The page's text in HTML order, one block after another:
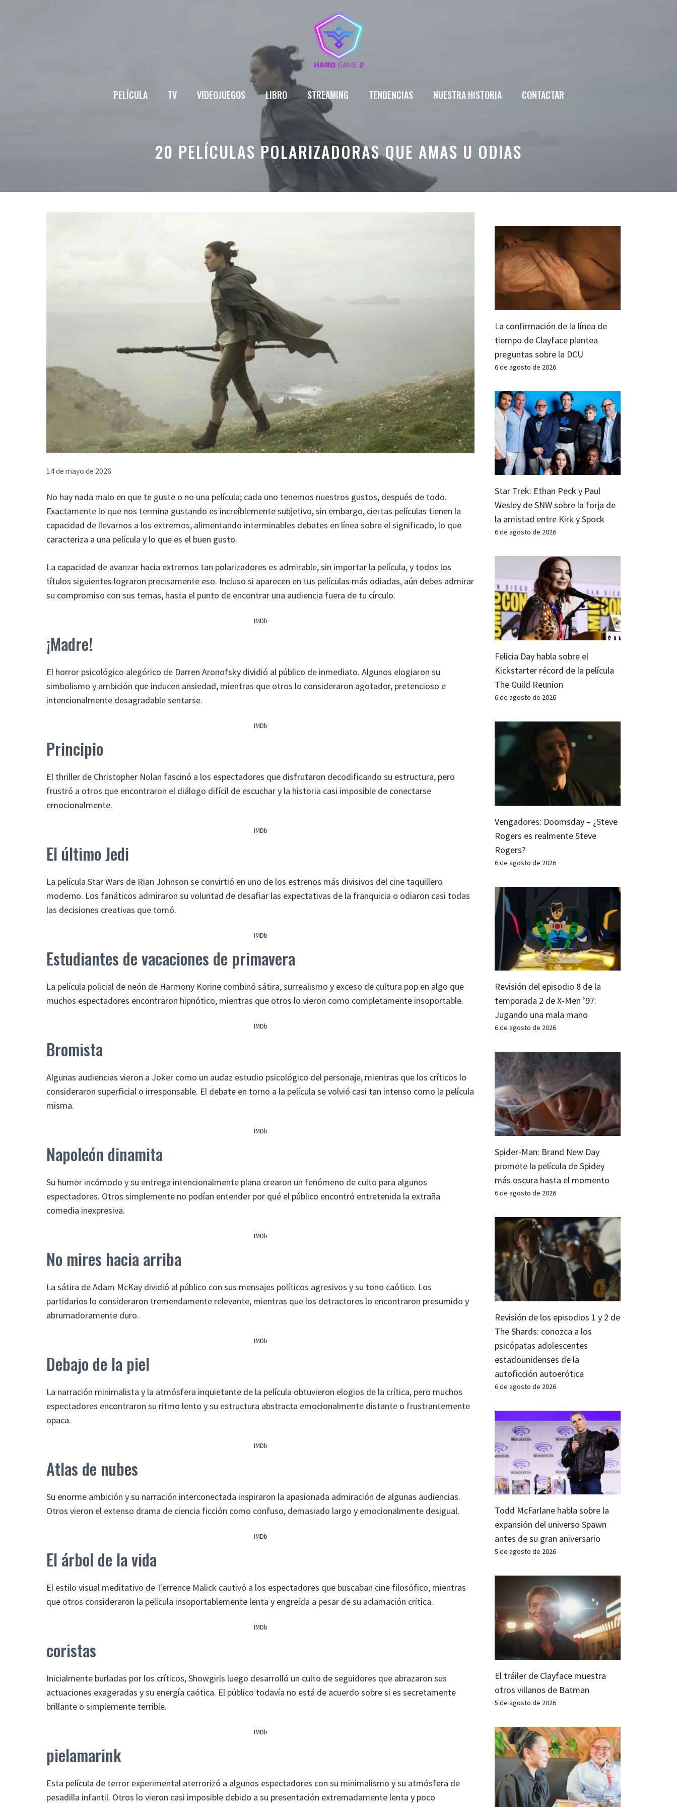
PELÍCULA TV VIDEOJUEGOS LIBRO STREAMING TENDENCIAS NUESTRA HISTORIA CONTACTAR
20 PELÍCULAS POLARIZADORAS QUE AMAS U ODIAS
14 de mayo de 2026
No hay nada malo en que te guste o no una película; cada uno tenemos nuestros gustos, después de todo.
Exactamente lo que nos termina gustando es increíblemente subjetivo, sin embargo, ciertas películas tienen la
capacidad de llevarnos a los extremos, alimentando interminables debates en línea sobre el significado, lo que
caracteriza a una película y lo que es el buen gusto.
La capacidad de avanzar hacia extremos tan polarizadores es admirable, sin importar la película, y todos los
títulos siguientes lograron precisamente eso. Incluso si aparecen en tus películas más odiadas, aún debes admirar
su compromiso con sus temas, hasta el punto de encontrar una audiencia fuera de tu círculo.
IMDb
¡Madre!
El horror psicológico alegórico de Darren Aronofsky dividió al público de inmediato. Algunos elogiaron su
simbolismo y ambición que inducen ansiedad, mientras que otros lo consideraron agotador, pretencioso e
intencionalmente desagradable sentarse.
IMDb
Principio
El thriller de Christopher Nolan fascinó a los espectadores que disfrutaron decodificando su estructura, pero
frustró a otros que encontraron el diálogo difícil de escuchar y la historia casi imposible de conectarse
emocionalmente.
IMDb
El último Jedi
La película Star Wars de Rian Johnson se convirtió en uno de los estrenos más divisivos del cine taquillero
moderno. Los fanáticos admiraron su voluntad de desafiar las expectativas de la franquicia o odiaron casi todas
las decisiones creativas que tomó.
IMDb
Estudiantes de vacaciones de primavera
La película policial de neón de Harmony Korine combinó sátira, surrealismo y exceso de cultura pop en algo que
muchos espectadores encontraron hipnótico, mientras que otros lo vieron como completamente insoportable.
IMDb
Bromista
Algunas audiencias vieron a Joker como un audaz estudio psicológico del personaje, mientras que los críticos lo
consideraron superficial o irresponsable. El debate en torno a la película se volvió casi tan intenso como la película
misma.
IMDb
Napoleón dinamita
Su humor incómodo y su entrega intencionalmente plana crearon un fenómeno de culto para algunos
espectadores. Otros simplemente no podían entender por qué el público encontró entretenida la extraña
comedia inexpresiva.
IMDb
No mires hacia arriba
La sátira de Adam McKay dividió al público con sus mensajes políticos agresivos y su tono caótico. Los
partidarios lo consideraron tremendamente relevante, mientras que los detractores lo encontraron presumido y
abrumadoramente duro.
IMDb
Debajo de la piel
La narración minimalista y la atmósfera inquietante de la película obtuvieron elogios de la crítica, pero muchos
espectadores encontraron su ritmo lento y su estructura abstracta emocionalmente distante o frustrantemente
opaca.
IMDb
Atlas de nubes
Su enorme ambición y su narración interconectada inspiraron la apasionada admiración de algunas audiencias.
Otros vieron el extenso drama de ciencia ficción como confuso, demasiado largo y emocionalmente desigual.
IMDb
El árbol de la vida
El estilo visual meditativo de Terrence Malick cautivó a los espectadores que buscaban cine filosófico, mientras
que otros consideraron la película insoportablemente lenta y engreída a pesar de su aclamación crítica.
IMDb
coristas
Inicialmente burladas por los críticos, Showgirls luego desarrolló un culto de seguidores que abrazaron sus
actuaciones exageradas y su energía caótica. El público todavía no está de acuerdo sobre si es secretamente
brillante o simplemente terrible.
IMDb
pielamarink
Esta película de terror experimental aterrorizó a algunos espectadores con su minimalismo y su atmósfera de
pesadilla infantil. Otros lo vieron casi imposible debido a su presentación extremadamente lenta y poco
La confirmación de la línea de
tiempo de Clayface plantea
preguntas sobre la DCU
6 de agosto de 2026
Star Trek: Ethan Peck y Paul
Wesley de SNW sobre la forja de
la amistad entre Kirk y Spock
6 de agosto de 2026
Felicia Day habla sobre el
Kickstarter récord de la película
The Guild Reunion
6 de agosto de 2026
Vengadores: Doomsday – ¿Steve
Rogers es realmente Steve
Rogers?
6 de agosto de 2026
Revisión del episodio 8 de la
temporada 2 de X-Men ’97:
Jugando una mala mano
6 de agosto de 2026
Spider-Man: Brand New Day
promete la película de Spidey
más oscura hasta el momento
6 de agosto de 2026
Revisión de los episodios 1 y 2 de
The Shards: conozca a los
psicópatas adolescentes
estadounidenses de la
autoficción autoerótica
6 de agosto de 2026
Todd McFarlane habla sobre la
expansión del universo Spawn
antes de su gran aniversario
5 de agosto de 2026
El tráiler de Clayface muestra
otros villanos de Batman
5 de agosto de 2026